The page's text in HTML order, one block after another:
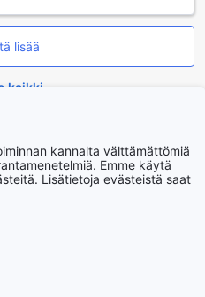
lisää
kaikki
island
kannalta välttämättömiä
Emme käytä
Lisätietoja evästeistä saat